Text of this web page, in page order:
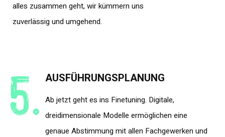
alles zusammen geht, wir kümmern uns
zuverlässig und umgehend.
5. AUSFÜHRUNGSPLANUNG
Ab jetzt geht es ins Finetuning. Digitale,
dreidimensionale Modelle ermöglichen eine
genaue Abstimmung mit allen Fachgewerken und